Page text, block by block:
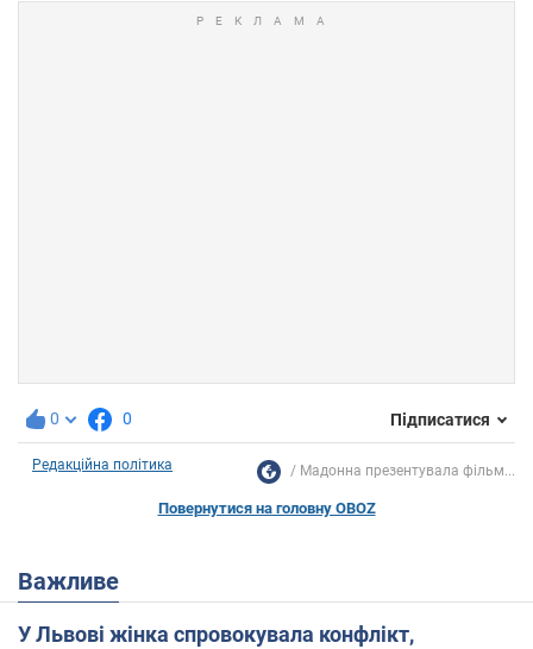
0 0 Підписатися
Редакційна політика Мадонна презентувала фільм...
Повернутися на головну OBOZ
Важливе
У Львові жінка спровокувала конфлікт,